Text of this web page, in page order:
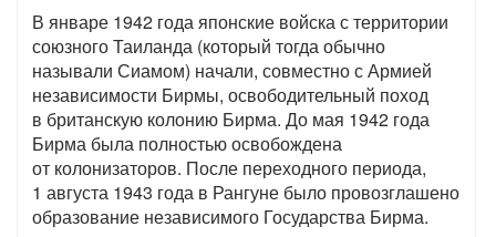
В январе 1942 года японские войска с территории
союзного Таиланда (который тогда обычно
называли Сиамом) начали, совместно с Армией
независимости Бирмы, освободительный поход
в британскую колонию Бирма. До мая 1942 года
Бирма была полностью освобождена
от колонизаторов. После переходного периода,
1 августа 1943 года в Рангуне было провозглашено
образование независимого Государства Бирма.